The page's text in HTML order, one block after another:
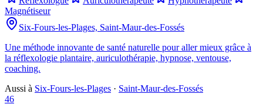
Magnétiseur
Six-Fours-les-Plages, Saint-Maur-des-Fossés
Une méthode innovante de santé naturelle pour aller mieux grâce à
la réflexologie plantaire, auriculothérapie, hypnose, ventouse,
coaching.
Aussi à Six-Fours-les-Plages · Saint-Maur-des-Fossés
46